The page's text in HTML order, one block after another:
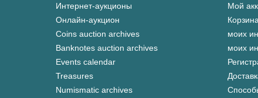
Интернет-аукционы
Онлайн-аукцион
Coins auction archives
Banknotes auction archives
Events calendar
Treasures
Numismatic archives
Мой
моих
моих